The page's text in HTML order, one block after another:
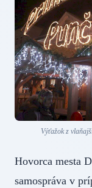
Výťažok z
Hovorca mesta
samospráva v